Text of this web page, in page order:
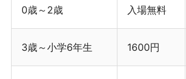
0歳～2歳 入場無料
3歳～小学6年生 1600円